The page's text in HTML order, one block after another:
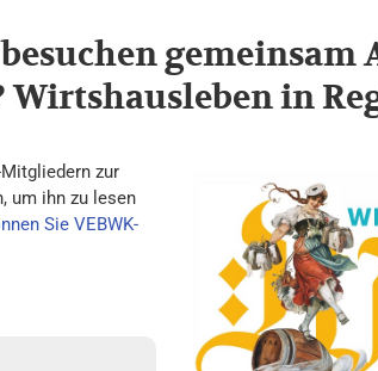
gemeinsam
Wirtshausleben in
zur
um ihn zu lesen
Sie VEBWK-